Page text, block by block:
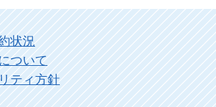
状況
ついて
ティ方針